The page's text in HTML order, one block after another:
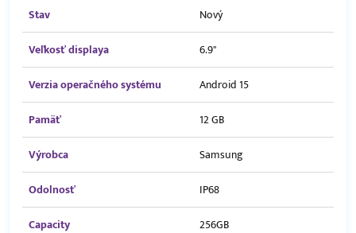
Stav
Nový
Veľkosť displaya
6.9"
Verzia operačného systému
Android 15
Pamäť
12 GB
Výrobca
Samsung
Odolnosť
IP68
Capacity
256GB